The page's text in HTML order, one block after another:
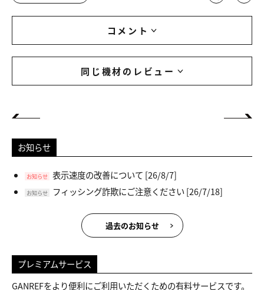
コメント
同じ機材のレビュー
お知らせ
お知らせ 表示速度の改善について [26/8/7]
お知らせ フィッシング詐欺にご注意ください[26/7/18]
過去のお知らせ
プレミアムサービス
GANREFをより便利にご利用いただくための有料サービスです。